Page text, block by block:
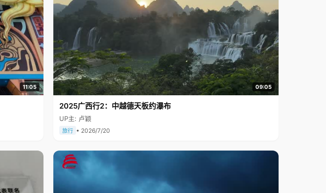
11:05 09:05
2025广西行2：中越德天板约瀑布
UP主: 卢颖
旅行 • 2026/7/20